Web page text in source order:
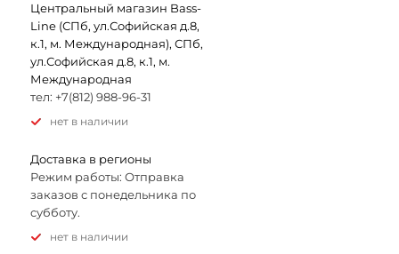
Центральный магазин Bass-
Line (СПб, ул.Софийская д.8,
к.1, м. Международная), СПб,
ул.Софийская д.8, к.1, м.
Международная
тел: +7(812) 988-96-31
Нет в наличии
Доставка в регионы
Режим работы: Отправка
заказов с понедельника по
субботу.
Нет в наличии